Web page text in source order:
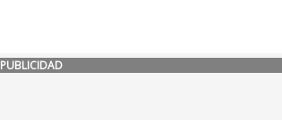
PUBLICIDAD